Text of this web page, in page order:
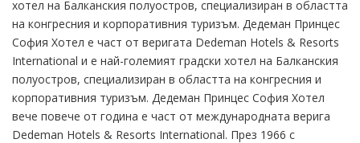
хотел на Балканския полуостров, специализиран в областта
на конгресния и корпоративния туризъм. Дедеман Принцес
София Хотел е част от веригата Dedeman Hotels & Resorts
International и е най-големият градски хотел на Балканския
полуостров, специализиран в областта на конгресния и
корпоративния туризъм. Дедеман Принцес София Хотел
вече повече от година е част от международната верига
Dedeman Hotels & Resorts International. През 1966 с